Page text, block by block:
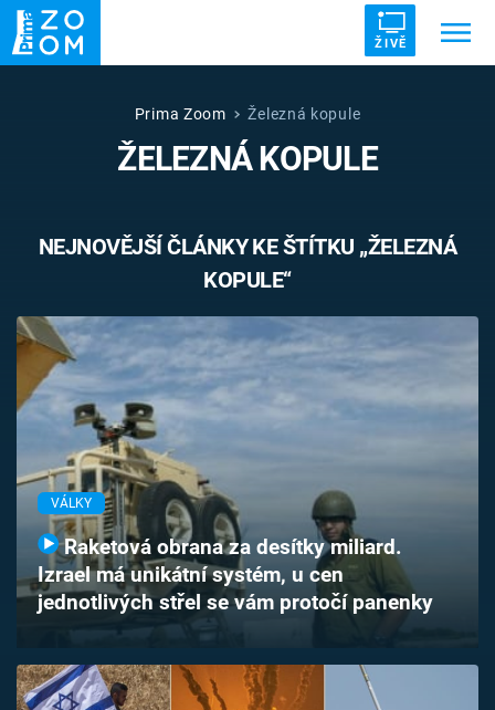
ŽIVĚ
ZRÁDCI UFO DRUHÁ SVĚTOVÁ VÁLKA
VETŘELCI DÁVNOVĚKU
Témata
Pořady
TV Program
Časopis
Sledujte prima+
Prima Zoom Železná kopule
ŽELEZNÁ KOPULE
NEJNOVĚJŠÍ ČLÁNKY KE ŠTÍTKU „ŽELEZNÁ
KOPULE“
VÁLKY
Raketová obrana za desítky miliard.
Izrael má unikátní systém, u cen
jednotlivých střel se vám protočí panenky